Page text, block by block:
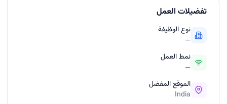
تفضيلات العمل
نوع الوظيفة
—
نمط العمل
—
الموقع المفضل
India